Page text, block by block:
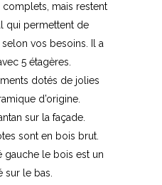
mais restent
qui permettent de
vos besoins. Il a
5 étagères.
dotés de jolies
d’origine.
sur la façade.
sont en bois brut.
gauche le bois est un
sur le bas.